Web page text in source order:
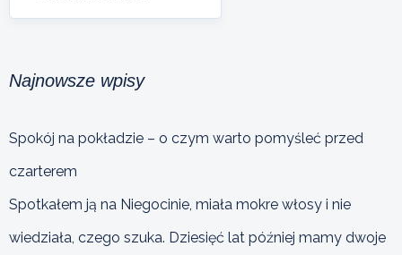
Najnowsze wpisy
Spokój na pokładzie – o czym warto pomyśleć przed
czarterem
Spotkałem ją na Niegocinie, miała mokre włosy i nie
wiedziała, czego szuka. Dziesięć lat później mamy dwoje